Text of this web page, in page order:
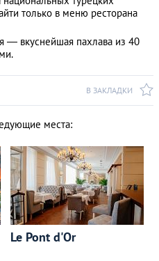
только в меню ресторана
вкуснейшая пахлава из 40
В ЗАКЛАДКИ
места:
Le Pont d'Or